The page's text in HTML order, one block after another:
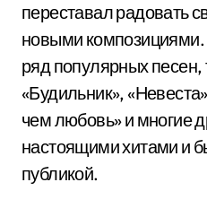
переставал радовать
новыми
ряд популярных песен,
«Будильник»,
чем любовь» и многие
настоящими хитами и
публикой.